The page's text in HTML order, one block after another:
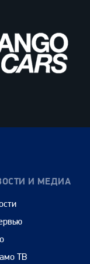
И МЕДИА
ТВ